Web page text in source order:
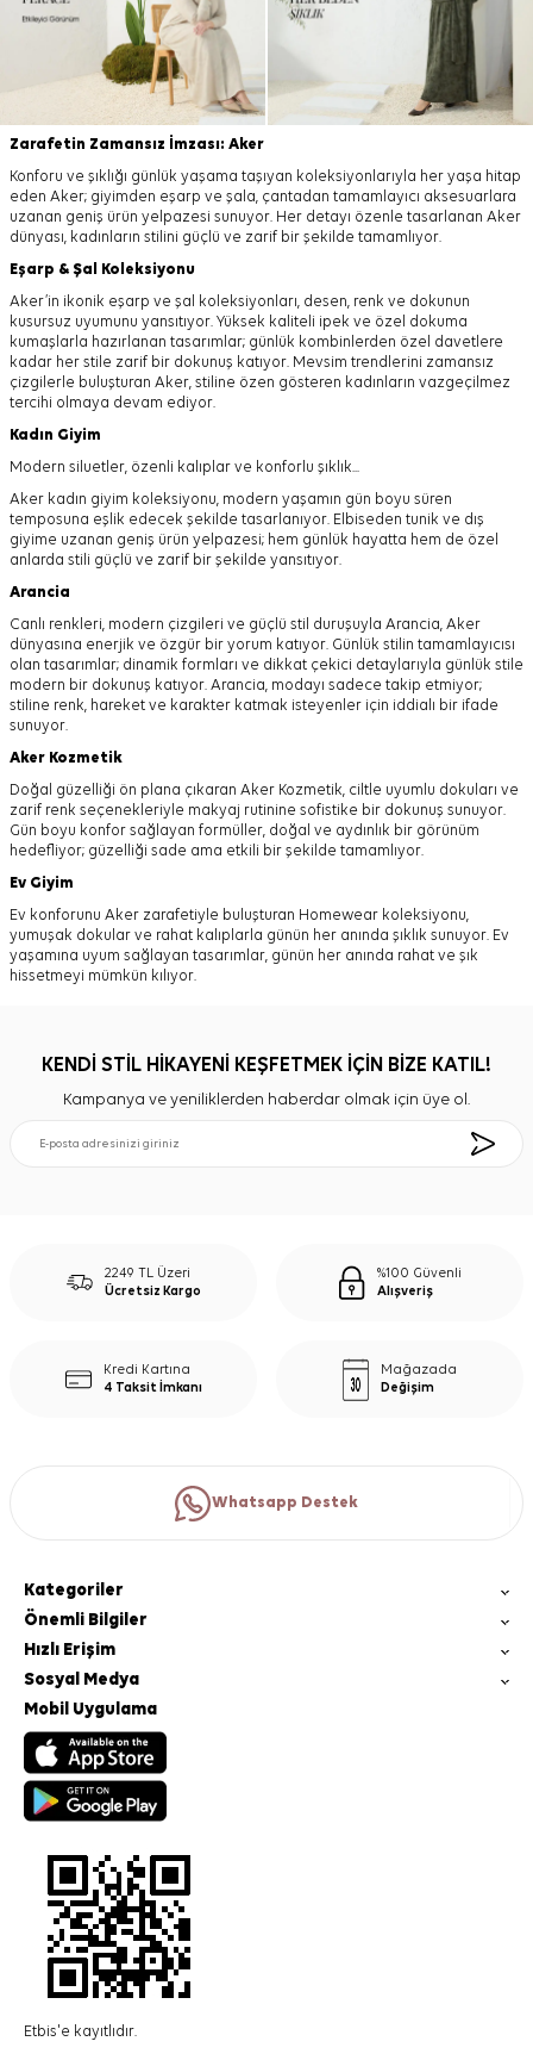
Zarafetin Zamansız İmzası: Aker
Konforu ve şıklığı günlük yaşama taşıyan koleksiyonlarıyla her yaşa hitap
eden Aker; giyimden eşarp ve şala, çantadan tamamlayıcı aksesuarlara
uzanan geniş ürün yelpazesi sunuyor. Her detayı özenle tasarlanan Aker
dünyası, kadınların stilini güçlü ve zarif bir şekilde tamamlıyor.
Eşarp & Şal Koleksiyonu
Aker’in ikonik eşarp ve şal koleksiyonları, desen, renk ve dokunun
kusursuz uyumunu yansıtıyor. Yüksek kaliteli ipek ve özel dokuma
kumaşlarla hazırlanan tasarımlar; günlük kombinlerden özel davetlere
kadar her stile zarif bir dokunuş katıyor. Mevsim trendlerini zamansız
çizgilerle buluşturan Aker, stiline özen gösteren kadınların vazgeçilmez
tercihi olmaya devam ediyor.
Kadın Giyim
Modern siluetler, özenli kalıplar ve konforlu şıklık...
Aker kadın giyim koleksiyonu, modern yaşamın gün boyu süren
temposuna eşlik edecek şekilde tasarlanıyor. Elbiseden tunik ve dış
giyime uzanan geniş ürün yelpazesi; hem günlük hayatta hem de özel
anlarda stili güçlü ve zarif bir şekilde yansıtıyor.
Arancia
Canlı renkleri, modern çizgileri ve güçlü stil duruşuyla Arancia, Aker
dünyasına enerjik ve özgür bir yorum katıyor. Günlük stilin tamamlayıcısı
olan tasarımlar; dinamik formları ve dikkat çekici detaylarıyla günlük stile
modern bir dokunuş katıyor. Arancia, modayı sadece takip etmiyor;
stiline renk, hareket ve karakter katmak isteyenler için iddialı bir ifade
sunuyor.
Aker Kozmetik
Doğal güzelliği ön plana çıkaran Aker Kozmetik, ciltle uyumlu dokuları ve
zarif renk seçenekleriyle makyaj rutinine sofistike bir dokunuş sunuyor.
Gün boyu konfor sağlayan formüller, doğal ve aydınlık bir görünüm
hedefliyor; güzelliği sade ama etkili bir şekilde tamamlıyor.
Ev Giyim
Ev konforunu Aker zarafetiyle buluşturan Homewear koleksiyonu,
yumuşak dokular ve rahat kalıplarla günün her anında şıklık sunuyor. Ev
yaşamına uyum sağlayan tasarımlar, günün her anında rahat ve şık
hissetmeyi mümkün kılıyor.
KENDİ STİL HİKAYENİ KEŞFETMEK İÇİN BİZE KATIL!
Kampanya ve yeniliklerden haberdar olmak için üye ol.
2249 TL Üzeri
Ücretsiz Kargo
%100 Güvenli
Alışveriş
Kredi Kartına
4 Taksit İmkanı
Mağazada
Değişim
Whatsapp Destek
Kategoriler
Önemli Bilgiler
Hızlı Erişim
Sosyal Medya
Mobil Uygulama
Etbis'e kayıtlıdır.